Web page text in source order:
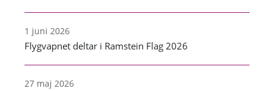
1 juni 2026
Flygvapnet deltar i Ramstein Flag 2026
27 maj 2026